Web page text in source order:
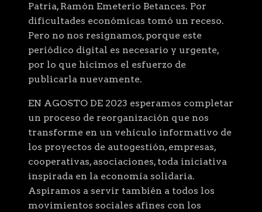
Patria, Ramón Emeterio Betances. Por
dificultades económicas tomó un receso.
Pero no nos resignamos, porque este
periódico digital es necesario y urgente,
por lo que hicimos el esfuerzo de
publicarla nuevamente.
EN AGOSTO DE 2023 esperamos completar
un proceso de reorganización que nos
transforme en un vehículo informativo de
los proyectos de autogestión, empresas,
cooperativas, asociaciones, toda iniciativa
inspirada en la economía solidaria.
Aspiramos a servir también a todos los
movimientos sociales afines con los